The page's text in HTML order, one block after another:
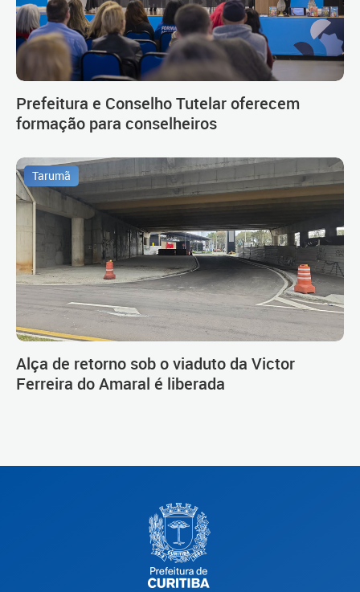
Prefeitura e Conselho Tutelar oferecem
formação para conselheiros
Tarumã
Alça de retorno sob o viaduto da Victor
Ferreira do Amaral é liberada